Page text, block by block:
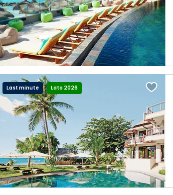
Last minute Lato 2026